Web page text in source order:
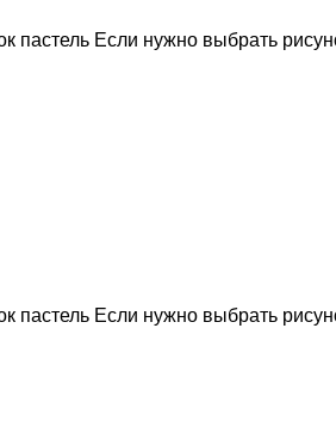
пастель Если нужно выбрать
пастель Если нужно выбрать